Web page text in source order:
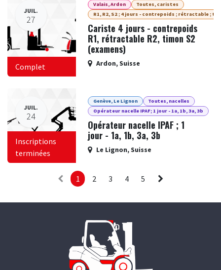
JUIL.
27
Complet
Valais, Ardon
Toutes, caristes
R1, R2, S2 ; 4 jours - contrepoids ; rétractable ;
Cariste 4 jours - contrepoids
R1, rétractable R2, timon S2
(examens)
Ardon,Suisse
JUIL.
24
Inscriptions
terminées
Genève, Le Lignon
Toutes, nacelles
Opérateur nacelle IPAF; 1 jour - 1a, 1b, 3a, 3b
Opérateur nacelle IPAF ; 1
jour - 1a, 1b, 3a, 3b
Le Lignon,Suisse
1 2 3 4 5